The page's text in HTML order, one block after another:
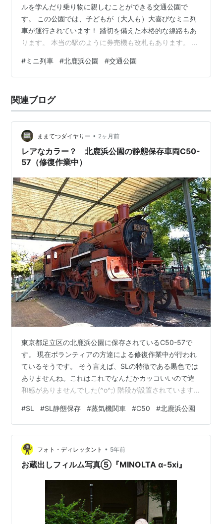
ルを学んだり乗り物に親しむことができる交通公園で
す。 この公園では、子どもが（大人も）大喜びなミニ列
車が運行されています！ 踏切を備えた本格的な線路もあ
ります。 本当の駅のように券売機も改札もあります。 券
くりします！ 大人（中学生〜） 70円 小学生 30円 幼児
無料 可愛らしいけど力持ちの列車です。小さい子どもだ
園内をぐるっと一周、大人も童心に帰って楽しめます。
（列車の運転は土日と水曜日が基本です。毎日運転では
#ミニ列車 #北鹿浜公園 #交通公園
関連ブログ
ままてつダイヤりー • 2ヶ月前
レアなカラー？ 北鹿浜公園の静態保存車両C50-
57（修復作業中）
東京都足立区の北鹿浜公園に保存されているC50-57で
す。 現在ボランティアの方達による修復作業中が行われ
ているそうです。 そう言えば、SLの特徴である黒色では
ありませんね。これはこれでなんだかカッコいいので違
和感がありませんでした(^o^;) 階段が設置されています
ん。 設置されていた案内看板によると、「C5057（中距
離用小型テンダ機関車） ここに展示されている蒸気機関
車は、1929年（昭和4年）に製造されました。1971年
（昭和46年）に引退して足立区に来るまで、旅客・貨物
用機関車として約200万km（キロメートル）も走り続け
#SL #SL静態保存 #蒸気機関車 #C50 #北鹿浜公園
フォト・ディレッタント • 5年前
お蔵出しフィルム写真⑤『MINOLTA α-5xi』